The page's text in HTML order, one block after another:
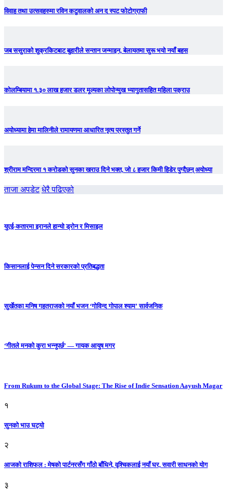
विवाह तथा उत्सवहरुमा रविन कटुवालको अन द स्पट फोटोग्राफी
जब ससुराको शुक्रकिटबाट बुहारीले सन्तान जन्माइन, बेलायतमा सुरू भयो नयाँ बहस
कोलम्बियामा १.३० लाख हजार डलर मूल्यका लोपोन्मुख भ्यागुतासहित महिला पक्राउ
अयोध्यामा हेमा मालिनीले रामायणमा आधारित नृत्य प्रस्तुत गर्ने
श्रीराम मन्दिरमा १ कराेडकाे सुनका खराउ दिने भक्त, जो ८ हजार किमी हिडेर पुग्दैछन् अयोध्या
ताजा अपडेट धेरै पढिएको
युएई-कतारमा इरानले हान्यो ड्रोन र मिसाइल
किसानलाई पेन्सन दिने सरकारको प्रतिबद्धता
सुर्खेतका मनिष गहतराजको नयाँ भजन ‘गोविन्द गोपाल श्याम’ सार्वजनिक
‘गीतले मनको कुरा भन्नुपर्छ’ — गायक आयुष मगर
From Rukum to the Global Stage: The Rise of Indie Sensation Aayush Magar
१
सुनको भाउ घट्याे
२
आजको राशिफल : मेषको पार्टनरसँग गाँठो बाँधिने, वृश्चिकलाई नयाँ घर, सवारी साधनकाे याेग
३